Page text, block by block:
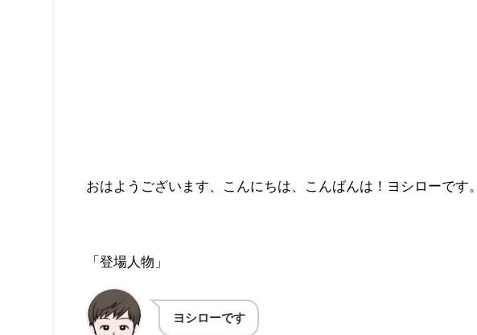
おはようございます、こんにちは、こんばんは！ヨシローです。
「登場人物」
ヨシローです